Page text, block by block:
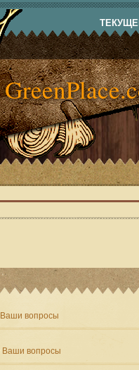
Ваши вопросы
Ваши вопросы